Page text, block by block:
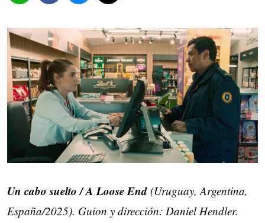
Un cabo suelto / A Loose End (Uruguay, Argentina,
España/2025). Guion y dirección: Daniel Hendler.